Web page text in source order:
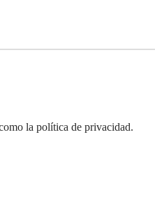
la política de privacidad.